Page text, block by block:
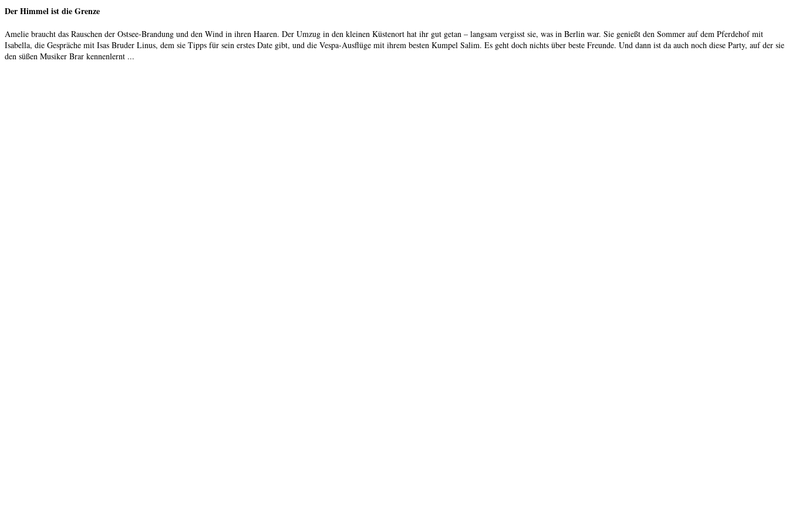
Der Himmel ist die Grenze
Amelie braucht das Rauschen der Ostsee-Brandung und den Wind in ihren Haaren. Der Umzug in den kleinen Küstenort hat ihr gut getan – langsam vergisst sie, was in Berlin war. Sie genießt den Sommer auf dem Pferdehof mit
Isabella, die Gespräche mit Isas Bruder Linus, dem sie Tipps für sein erstes Date gibt, und die Vespa-Ausflüge mit ihrem besten Kumpel Salim. Es geht doch nichts über beste Freunde. Und dann ist da auch noch diese Party, auf der sie
den süßen Musiker Brar kennenlernt ...